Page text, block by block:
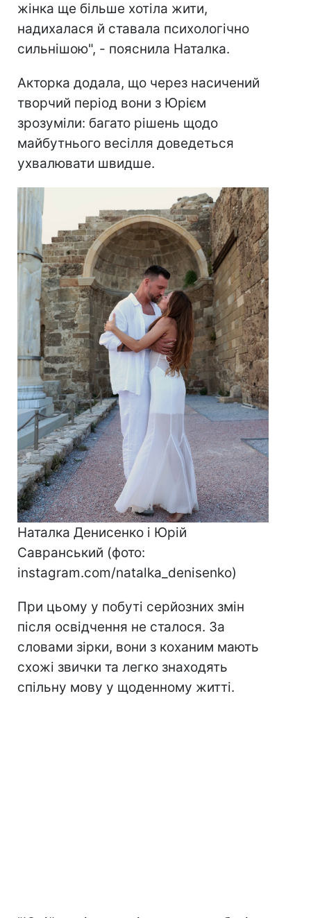
жінка ще більше хотіла жити,
надихалася й ставала психологічно
сильнішою", - пояснила Наталка.
Акторка додала, що через насичений
творчий період вони з Юрієм
зрозуміли: багато рішень щодо
майбутнього весілля доведеться
ухвалювати швидше.
Наталка Денисенко і Юрій
Савранський (фото:
instagram.com/natalka_denisenko)
При цьому у побуті серйозних змін
після освідчення не сталося. За
словами зірки, вони з коханим мають
схожі звички та легко знаходять
спільну мову у щоденному житті.